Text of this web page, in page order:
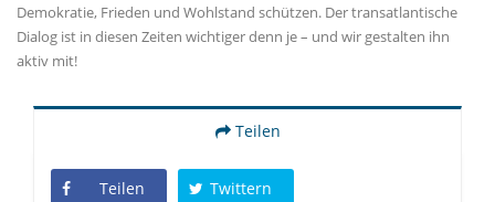
Demokratie, Frieden und Wohlstand schützen. Der transatlantische
Dialog ist in diesen Zeiten wichtiger denn je – und wir gestalten ihn
aktiv mit!
Teilen
Teilen Twittern